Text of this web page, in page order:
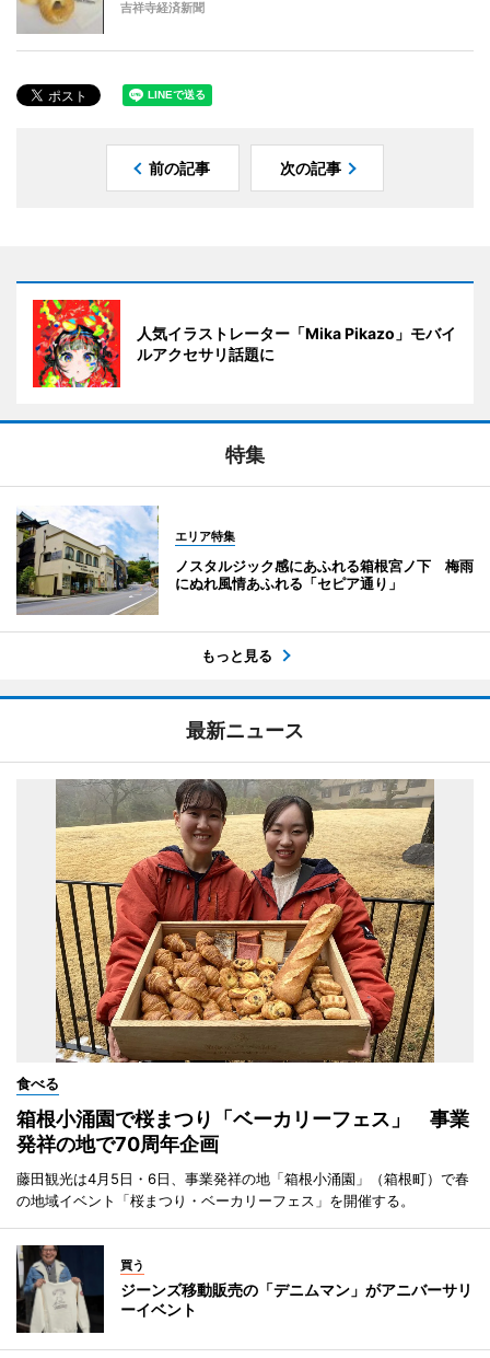
吉祥寺経済新聞
前の記事 次の記事
人気イラストレーター「Mika Pikazo」モバイ
ルアクセサリ話題に
特集
エリア特集
ノスタルジック感にあふれる箱根宮ノ下 梅雨
にぬれ風情あふれる「セピア通り」
もっと見る
最新ニュース
食べる
箱根小涌園で桜まつり「ベーカリーフェス」 事業
発祥の地で70周年企画
藤田観光は4月5日・6日、事業発祥の地「箱根小涌園」（箱根町）で春
の地域イベント「桜まつり・ベーカリーフェス」を開催する。
買う
ジーンズ移動販売の「デニムマン」がアニバーサリ
ーイベント